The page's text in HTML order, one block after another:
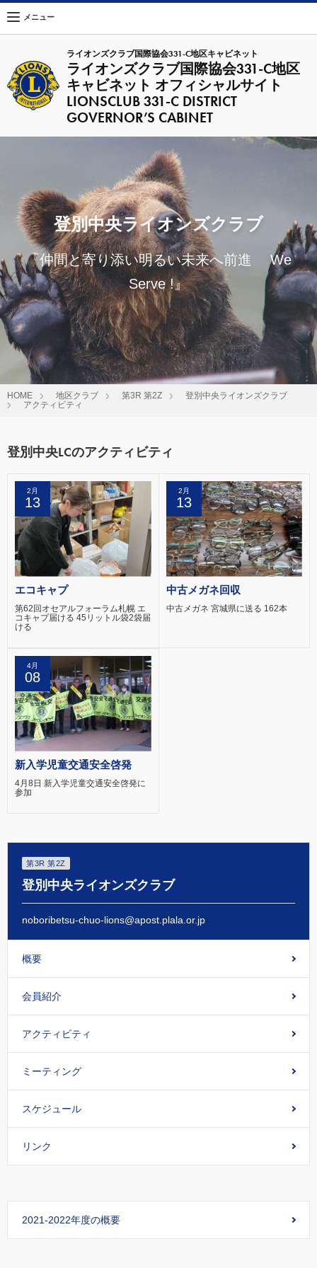
ライオンズクラブ国際協会331-C地区キャビネット
ライオンズクラブ国際協会331-C地区
キャビネット オフィシャルサイト
LIONSCLUB 331-C DISTRICT
GOVERNOR’S CABINET
メニュー
登別中央ライオンズクラブ
『仲間と寄り添い明るい未来へ前進 We
Serve !』
HOME 地区クラブ 第3R 第2Z
登別中央ライオンズクラブ
アクティビティ
登別中央LCのアクティビティ
2月
13
エコキャプ
第62回オセアルフォーラム札幌 エ
コキャプ届ける 45リットル袋2袋届
ける
2月
13
中古メガネ回収
中古メガネ 宮城県に送る 162本
4月
08
新入学児童交通安全啓発
4月8日 新入学児童交通安全啓発に
参加
第3R 第2Z
登別中央ライオンズクラブ
noboribetsu-chuo-lions@apost.plala.or.jp
概要
会員紹介
アクティビティ
ミーティング
スケジュール
リンク
2021-2022年度の概要